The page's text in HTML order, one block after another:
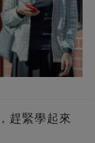
趕緊學起來